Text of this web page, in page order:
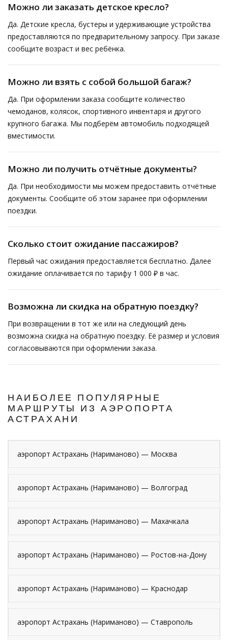
Можно ли заказать детское кресло?
Да. Детские кресла, бустеры и удерживающие устройства
предоставляются по предварительному запросу. При заказе
сообщите возраст и вес ребёнка.
Можно ли взять с собой большой багаж?
Да. При оформлении заказа сообщите количество
чемоданов, колясок, спортивного инвентаря и другого
крупного багажа. Мы подберём автомобиль подходящей
вместимости.
Можно ли получить отчётные документы?
Да. При необходимости мы можем предоставить отчётные
документы. Сообщите об этом заранее при оформлении
поездки.
Сколько стоит ожидание пассажиров?
Первый час ожидания предоставляется бесплатно. Далее
ожидание оплачивается по тарифу 1 000 ₽ в час.
Возможна ли скидка на обратную поездку?
При возвращении в тот же или на следующий день
возможна скидка на обратную поездку. Её размер и условия
согласовываются при оформлении заказа.
НАИБОЛЕЕ ПОПУЛЯРНЫЕ
МАРШРУТЫ ИЗ АЭРОПОРТА
АСТРАХАНИ
аэропорт Астрахань (Нариманово) — Москва
аэропорт Астрахань (Нариманово) — Волгоград
аэропорт Астрахань (Нариманово) — Махачкала
аэропорт Астрахань (Нариманово) — Ростов-на-Дону
аэропорт Астрахань (Нариманово) — Краснодар
аэропорт Астрахань (Нариманово) — Ставрополь